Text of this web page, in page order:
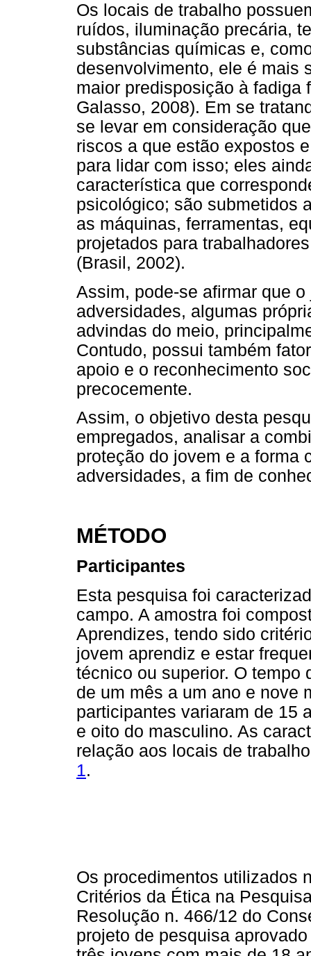
Os locais de trabalho
ruídos, iluminação precária,
substâncias químicas e,
desenvolvimento, ele é mais
maior predisposição à
Galasso, 2008). Em se
se levar em consideração
riscos a que estão expostos
para lidar com isso; eles
característica que
psicológico; são submetidos
as máquinas, ferramentas,
projetados para
(Brasil, 2002).
Assim, pode-se afirmar que
adversidades, algumas
advindas do meio,
Contudo, possui também
apoio e o reconhecimento
precocemente.
Assim, o objetivo desta
empregados, analisar a
proteção do jovem e a forma
adversidades, a fim de
MÉTODO
Participantes
Esta pesquisa foi
campo. A amostra foi
Aprendizes, tendo sido
jovem aprendiz e estar
técnico ou superior. O tempo
de um mês a um ano e nove
participantes variaram de 15
e oito do masculino. As
relação aos locais de
1.
Os procedimentos utilizados
Critérios da Ética na
Resolução n. 466/12 do
projeto de pesquisa